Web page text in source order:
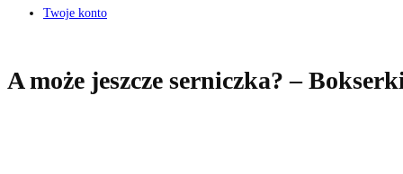
Twoje konto
A może jeszcze serniczka? –